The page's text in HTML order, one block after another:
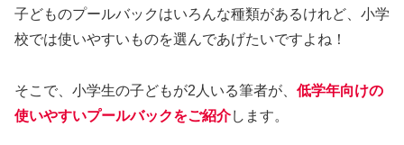
子どものプールバックはいろんな種類があるけれど、小学
校では使いやすいものを選んであげたいですよね！
そこで、小学生の子どもが2人いる筆者が、 低学年向けの
使いやすいプールバックをご紹介します。